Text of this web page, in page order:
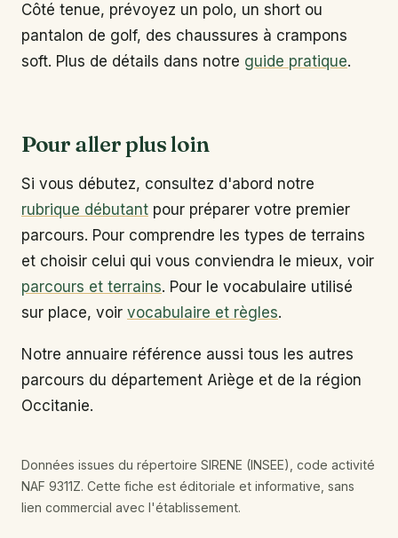
Côté tenue, prévoyez un polo, un short ou
pantalon de golf, des chaussures à crampons
soft. Plus de détails dans notre guide pratique.
Pour aller plus loin
Si vous débutez, consultez d'abord notre
rubrique débutant pour préparer votre premier
parcours. Pour comprendre les types de terrains
et choisir celui qui vous conviendra le mieux, voir
parcours et terrains. Pour le vocabulaire utilisé
sur place, voir vocabulaire et règles.
Notre annuaire référence aussi tous les autres
parcours du département Ariège et de la région
Occitanie.
Données issues du répertoire SIRENE (INSEE), code activité
NAF 9311Z. Cette fiche est éditoriale et informative, sans
lien commercial avec l'établissement.